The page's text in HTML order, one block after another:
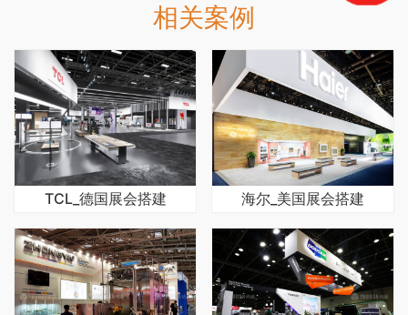
相关案例
TCL_德国展会搭建 海尔_美国展会搭建